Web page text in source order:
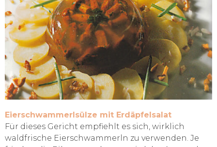
Eierschwammerlsülze mit Erdäpfelsalat
Für dieses Gericht empfiehlt es sich, wirklich
waldfrische Eierschwammerln zu verwenden. Je